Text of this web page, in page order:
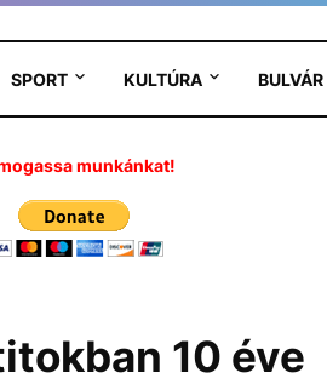
SPORT KULTÚRA BULVÁR
munkánkat!
10 éve